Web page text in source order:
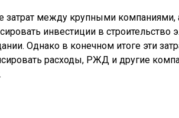
затрат между крупными
инвестиции в строительство
Однако в конечном итоге эти
расходы, РЖД и другие